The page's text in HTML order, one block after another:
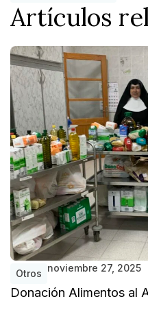
Artículos
Otros noviembre 27, 2025
Donación Alimentos al